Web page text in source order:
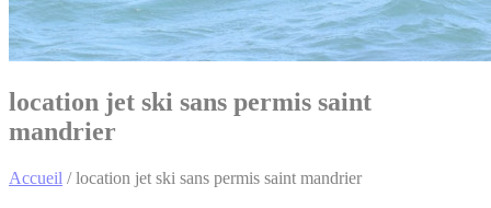
location jet ski sans permis saint
mandrier
Accueil /location jet ski sans permis saint mandrier